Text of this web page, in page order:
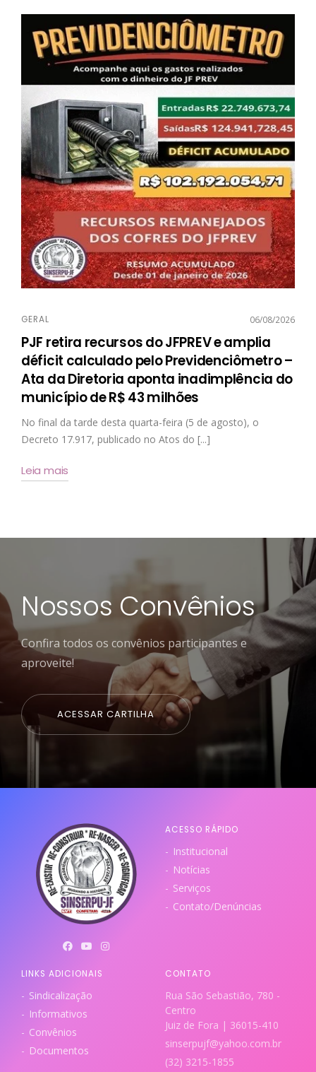
GERAL 06/08/2026
PJF retira recursos do JFPREV e amplia
déficit calculado pelo Previdenciômetro –
Ata da Diretoria aponta inadimplência do
município de R$ 43 milhões
No final da tarde desta quarta-feira (5 de agosto), o
Decreto 17.917, publicado no Atos do [...]
Leia mais
Nossos Convênios
Confira todos os convênios participantes e
aproveite!
ACESSAR CARTILHA
ACESSO RÁPIDO
Institucional
Notícias
Serviços
Contato/Denúncias
LINKS ADICIONAIS
Sindicalização
Informativos
Convênios
Documentos
CONTATO
Rua São Sebastião, 780 -
Centro
Juiz de Fora | 36015-410
sinserpujf@yahoo.com.br
(32) 3215-1855